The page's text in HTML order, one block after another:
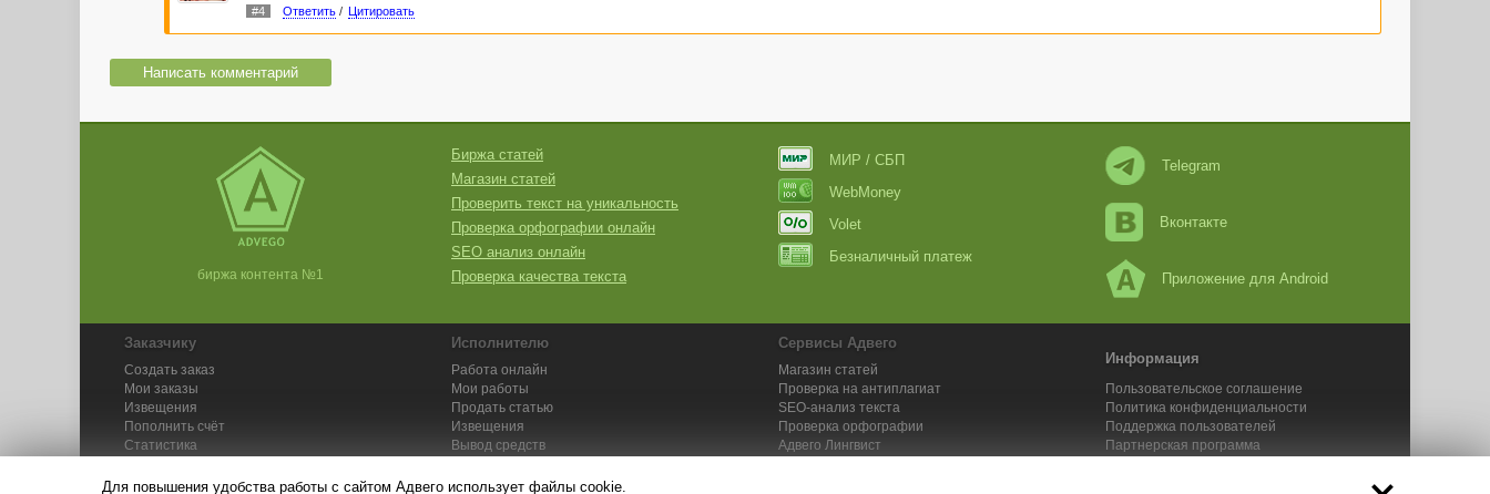
#4 Ответить/ Цитировать
Написать комментарий
биржа контента №1
Биржа статей
Магазин статей
Проверить текст на уникальность
Проверка орфографии онлайн
SEO анализ онлайн
Проверка качества текста
МИР / СБП
WebMoney
Volet
Безналичный платеж
Telegram
Вконтакте
Приложение для Android
Заказчику
Создать заказ
Мои заказы
Извещения
Пополнить счёт
Статистика
Исполнителю
Работа онлайн
Мои работы
Продать статью
Извещения
Вывод средств
Сервисы Адвего
Магазин статей
Проверка на антиплагиат
SEO-анализ текста
Проверка орфографии
Адвего Лингвист
Информация
Пользовательское соглашение
Политика конфиденциальности
Поддержка пользователей
Партнерская программа
Для повышения удобства работы с сайтом Адвего использует файлы cookie.